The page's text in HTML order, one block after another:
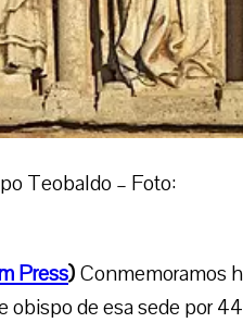
Teobaldo – Foto:
Press)Conmemoramos
obispo de esa sede por